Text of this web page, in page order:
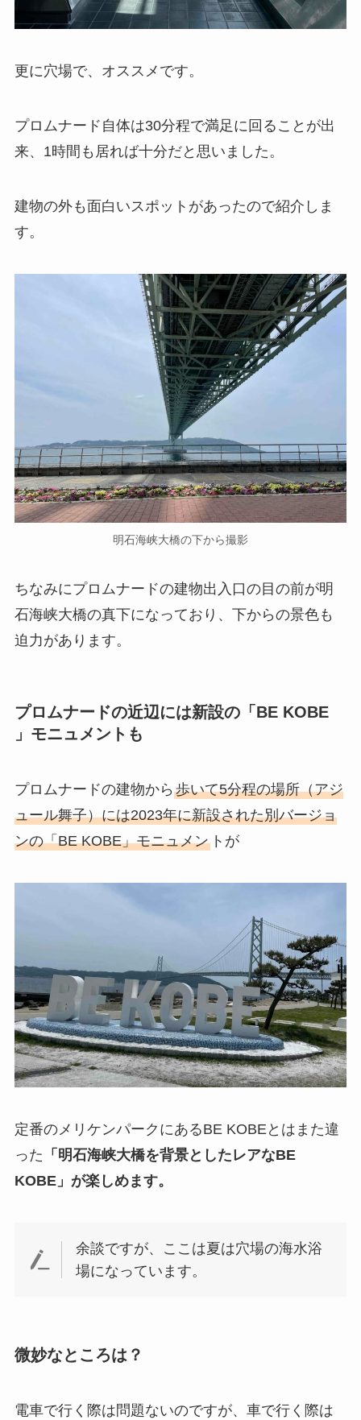
更に穴場で、オススメです。
プロムナード自体は30分程で満足に回ることが出
来、1時間も居れば十分だと思いました。
建物の外も面白いスポットがあったので紹介しま
す。
明石海峡大橋の下から撮影
ちなみにプロムナードの建物出入口の目の前が明
石海峡大橋の真下になっており、下からの景色も
迫力があります。
プロムナードの近辺には新設の「BE KOBE
」モニュメントも
プロムナードの建物から 歩いて5分程の場所（アジ
ュール舞子）には2023年に新設された別バージョ
ンの「BE KOBE」モニュメントが
定番のメリケンパークにあるBE KOBEとはまた違
った 「明石海峡大橋を背景としたレアなBE
KOBE」が楽しめます。
余談ですが、ここは夏は穴場の海水浴
場になっています。
微妙なところは？
電車で行く際は問題ないのですが、車で行く際は